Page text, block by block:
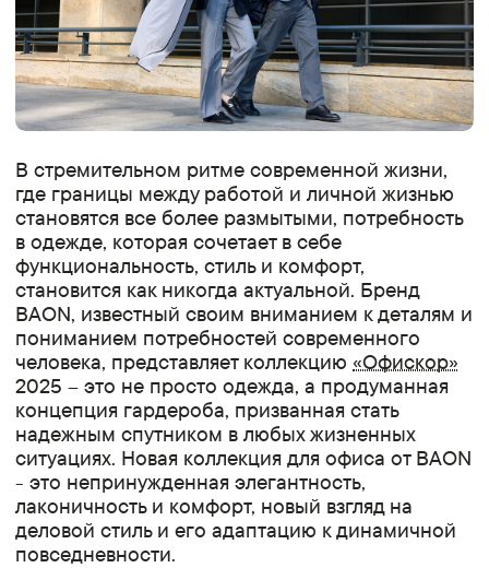
В стремительном ритме современной жизни,
где границы между работой и личной жизнью
становятся все более размытыми, потребность
в одежде, которая сочетает в себе
функциональность, стиль и комфорт,
становится как никогда актуальной. Бренд
BAON, известный своим вниманием к деталям и
пониманием потребностей современного
человека, представляет коллекцию «Офискор»
2025 – это не просто одежда, а продуманная
концепция гардероба, призванная стать
надежным спутником в любых жизненных
ситуациях. Новая коллекция для офиса от BAON
- это непринужденная элегантность,
лаконичность и комфорт, новый взгляд на
деловой стиль и его адаптацию к динамичной
повседневности.